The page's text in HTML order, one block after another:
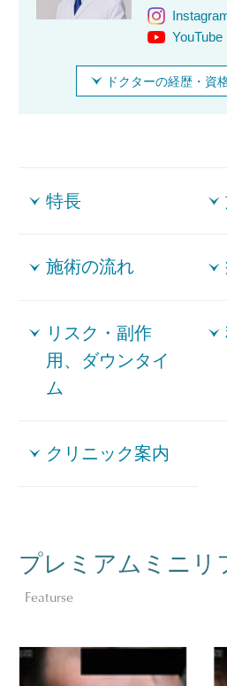
YouTube
ドクターの経歴・資
特長
施術の流れ
リスク・副作
用、ダウンタイ
ム
クリニック案内
プレミアムミニリ
Featurse